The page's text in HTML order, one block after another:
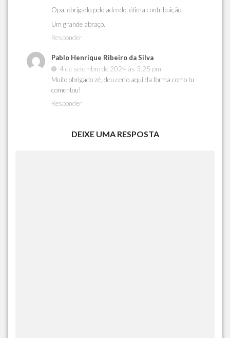
Opa, obrigado pelo adendo, ótima contribuição.
Um grande abraço.
Responder
Pablo Henrique Ribeiro da Silva
4 de setembro de 2024 às 3:25 pm
Muito obrigado zé, deu certo aqui da forma como tu
comentou!
Responder
DEIXE UMA RESPOSTA